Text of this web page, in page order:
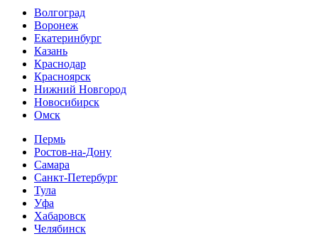
Волгоград
Воронеж
Екатеринбург
Казань
Краснодар
Красноярск
Нижний Новгород
Новосибирск
Омск
Пермь
Ростов-на-Дону
Самара
Санкт-Петербург
Тула
Уфа
Хабаровск
Челябинск